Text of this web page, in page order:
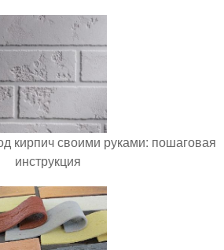
кирпич своими руками: пошаговая
инструкция